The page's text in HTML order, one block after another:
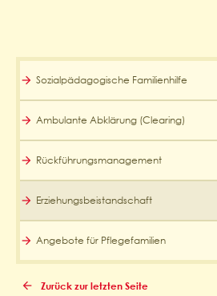
Sozialpädagogische Familienhilfe
Ambulante Abklärung (Clearing)
Rückführungsmanagement
Erziehungsbeistandschaft
Angebote für Pflegefamilien
Zurück zur letzten Seite